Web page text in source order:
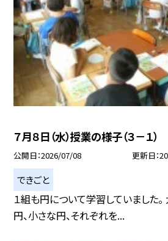
７月８日（水）授業の様子（３－１）
公開日 2026/07/08 更新日
できごと
１組も円について学習していました。
円、小さな円、それぞれを...